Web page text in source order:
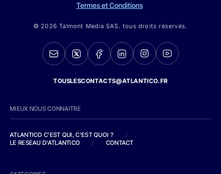
Termes et Conditions
© 2026 Talmont Media SAS. tous droits réservés.
TOUSLESCONTACTS@ATLANTICO.FR
MIEUX NOUS CONNAITRE
ATLANTICO C'EST QUI, C'EST QUOI ?
/
LE RESEAU D'ATLANTICO
/ CONTACT